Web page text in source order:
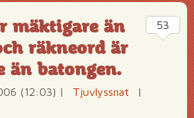
mäktigare än
räkneord är
än batongen.
(12:03) | Tjuvlyssnat
|
53